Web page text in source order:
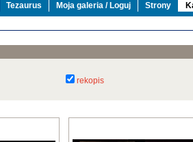
Tezaurus Moja galeria / Loguj Strony
rekopis